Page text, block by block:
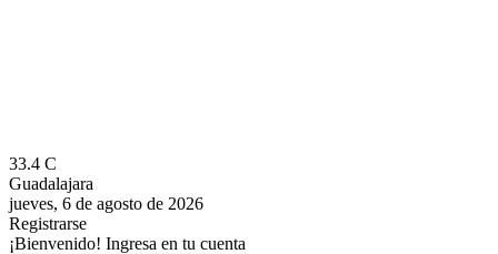
33.4 C
Guadalajara
jueves, 6 de agosto de 2026
Registrarse
¡Bienvenido! Ingresa en tu cuenta